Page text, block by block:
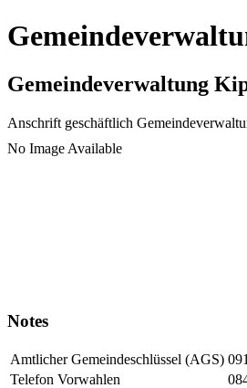
Gemeindeverwaltung
Anschrift geschäftlich
No Image Available
Notes
Amtlicher Gemeindeschlüssel (AGS)
Telefon Vorwahlen